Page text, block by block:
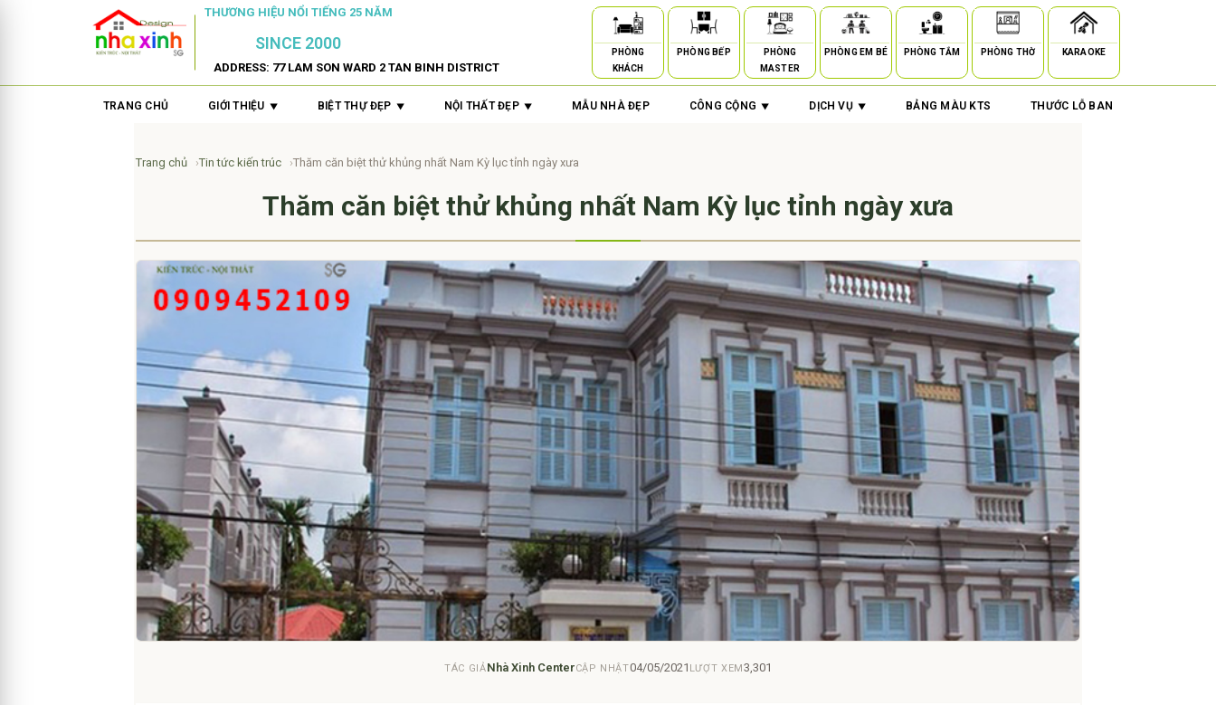
THƯƠNG HIỆU NỔI TIẾNG 25 NĂM
SINCE 2000
ADDRESS: 77 LAM SON WARD 2 TAN BINH DISTRICT
PHÒNG
KHÁCH
PHÒNG BẾP
PHÒNG
MASTER
PHÒNG EM BÉ PHÒNG TẮM PHÒNG THỜ KARAOKE
TRANG CHỦ GIỚI THIỆU BIỆT THỰ ĐẸP NỘI THẤT ĐẸP MẪU NHÀ ĐẸP CÔNG CỘNG DỊCH VỤ BẢNG MÀU KTS THƯỚC LỖ BAN
Trang chủ Tin tức kiến trúc Thăm căn biệt thử khủng nhất Nam Kỳ lục tỉnh ngày xưa
Thăm căn biệt thử khủng nhất Nam Kỳ lục tỉnh ngày xưa
TÁC GIẢNhà Xinh CenterCẬP NHẬT04/05/2021 LƯỢT XEM3,301